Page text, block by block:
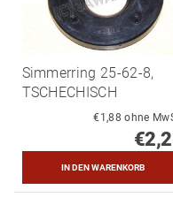
Simmerring 25-62-8,
TSCHECHISCH
€1,88 ohne